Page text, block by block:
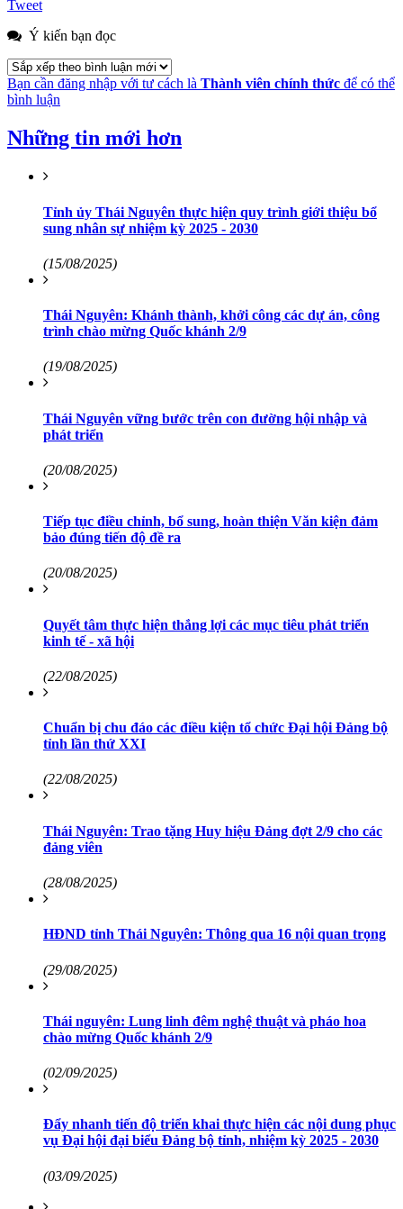
Tweet
Ý kiến bạn đọc
Bạn cần đăng nhập với tư cách là Thành viên chính thức để có thể
bình luận
Những tin mới hơn
Tỉnh ủy Thái Nguyên thực hiện quy trình giới thiệu bổ
sung nhân sự nhiệm kỳ 2025 - 2030
(15/08/2025)
Thái Nguyên: Khánh thành, khởi công các dự án, công
trình chào mừng Quốc khánh 2/9
(19/08/2025)
Thái Nguyên vững bước trên con đường hội nhập và
phát triển
(20/08/2025)
Tiếp tục điều chỉnh, bổ sung, hoàn thiện Văn kiện đảm
bảo đúng tiến độ đề ra
(20/08/2025)
Quyết tâm thực hiện thắng lợi các mục tiêu phát triển
kinh tế - xã hội
(22/08/2025)
Chuẩn bị chu đáo các điều kiện tổ chức Đại hội Đảng bộ
tỉnh lần thứ XXI
(22/08/2025)
Thái Nguyên: Trao tặng Huy hiệu Đảng đợt 2/9 cho các
đảng viên
(28/08/2025)
HĐND tỉnh Thái Nguyên: Thông qua 16 nội quan trọng
(29/08/2025)
Thái nguyên: Lung linh đêm nghệ thuật và pháo hoa
chào mừng Quốc khánh 2/9
(02/09/2025)
Đẩy nhanh tiến độ triển khai thực hiện các nội dung phục
vụ Đại hội đại biểu Đảng bộ tỉnh, nhiệm kỳ 2025 - 2030
(03/09/2025)